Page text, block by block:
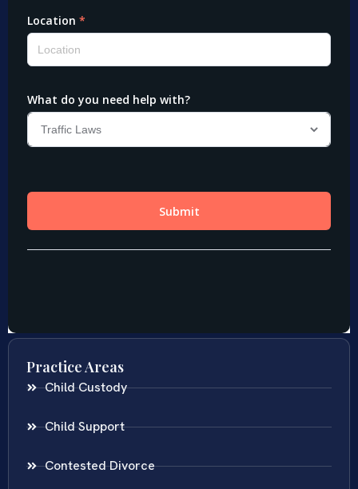
Practice Areas
Child Custody
Child Support
Contested Divorce